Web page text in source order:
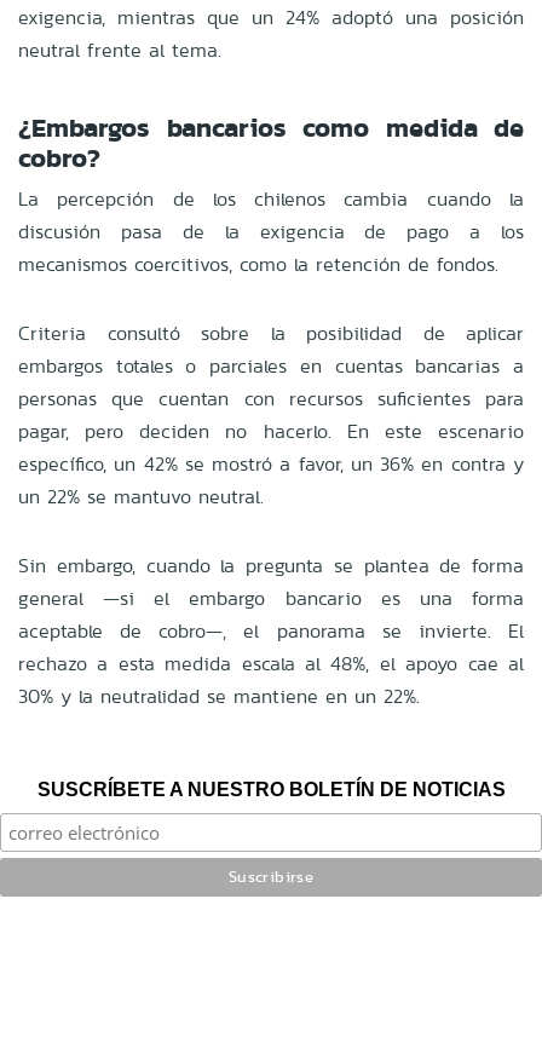
exigencia, mientras que un 24% adoptó una posición
neutral frente al tema.
¿Embargos bancarios como medida de
cobro?
La percepción de los chilenos cambia cuando la
discusión pasa de la exigencia de pago a los
mecanismos coercitivos, como la retención de fondos.
Criteria consultó sobre la posibilidad de aplicar
embargos totales o parciales en cuentas bancarias a
personas que cuentan con recursos suficientes para
pagar, pero deciden no hacerlo. En este escenario
específico, un 42% se mostró a favor, un 36% en contra y
un 22% se mantuvo neutral.
Sin embargo, cuando la pregunta se plantea de forma
general —si el embargo bancario es una forma
aceptable de cobro—, el panorama se invierte. El
rechazo a esta medida escala al 48%, el apoyo cae al
30% y la neutralidad se mantiene en un 22%.
SUSCRÍBETE A NUESTRO BOLETÍN DE NOTICIAS